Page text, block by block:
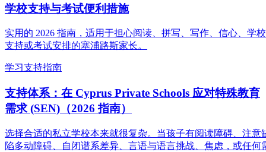
学校支持与考试便利措施
实用的 2026 指南，适用于担心阅读、拼写、写作、信心、学校
支持或考试安排的塞浦路斯家长。
学习支持指南
支持体系：在 Cyprus Private Schools 应对特殊教育
需求 (SEN)（2026 指南）
选择合适的私立学校本来就很复杂。当孩子有阅读障碍、注意
陷多动障碍、自闭谱系差异、言语与语言挑战、焦虑，或任何